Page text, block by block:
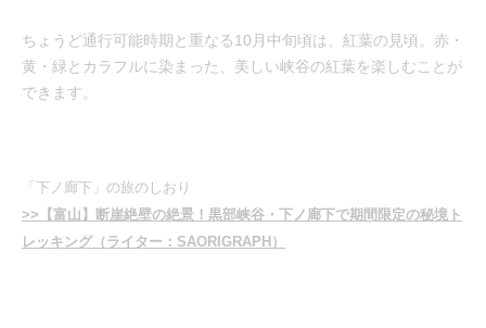
ちょうど通行可能時期と重なる10月中旬頃は、紅葉の見頃。赤・
黄・緑とカラフルに染まった、美しい峡谷の紅葉を楽しむことが
できます。
「下ノ廊下」の旅のしおり
>>【富山】断崖絶壁の絶景！黒部峡谷・下ノ廊下で期間限定の秘境ト
レッキング（ライター：SAORIGRAPH）